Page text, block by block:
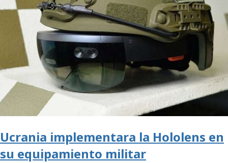
Ucrania implementara la Hololens en
su equipamiento militar